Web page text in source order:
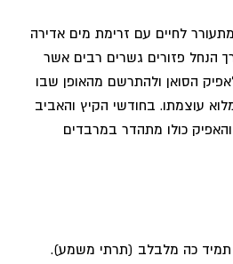
לחיים עם זרימת מים אדירה
הנחל פזורים גשרים רבים אשר
הסואן ולהתרשם מהאופן שבו
עוצמתו. בחודשי הקיץ והאביב
כולו מתהדר במרבדים
תמיד כה מלבלב (תרתי משמע).